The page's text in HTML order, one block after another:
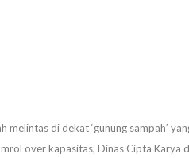
melintas di dekat ‘gunung sampah’
over kapasitas, Dinas Cipta Karya